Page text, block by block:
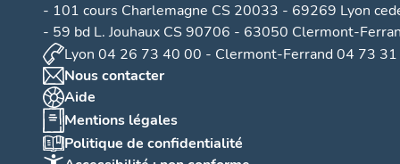
- 101 cours Charlemagne CS 20033 - 69269 Lyon
- 59 bd L. Jouhaux CS 90706 - 63050 Clermont-
Lyon 04 26 73 40 00 - Clermont-Ferrand 04 73
Nous contacter
Aide
Mentions légales
Politique de confidentialité